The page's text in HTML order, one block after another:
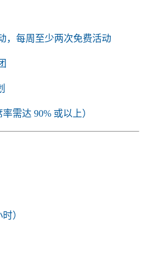
，每周至少两次免费活动
需达 90% 或以上）
）